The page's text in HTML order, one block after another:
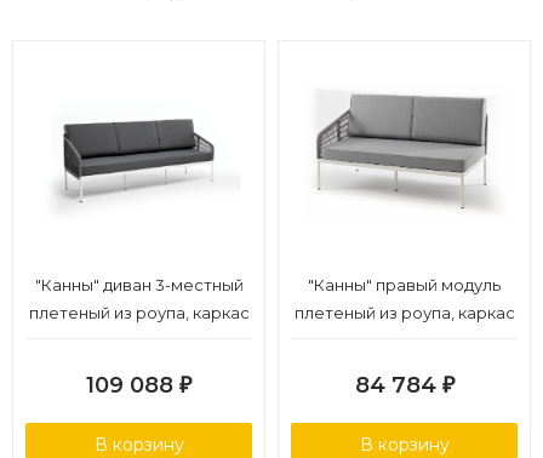
"Канны" диван 3-местный
плетеный из роупа, каркас
круглый, ткань темно-
серая 027
109 088 ₽
В корзину
"Канны" правый модуль
плетеный из роупа, каркас
круглый, ткань светло-
серая
84 784 ₽
В корзину